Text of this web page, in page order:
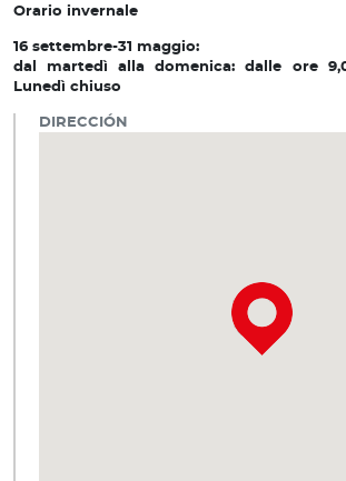
Orario invernale
16 settembre-31 maggio:
dal martedì alla domenica: dalle ore
Lunedì chiuso
DIRECCIÓN